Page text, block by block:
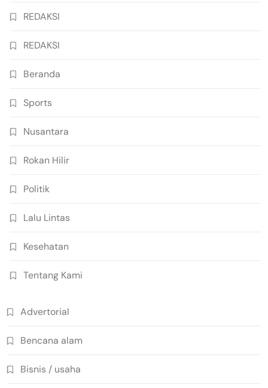
REDAKSI
REDAKSI
Beranda
Sports
Nusantara
Rokan Hilir
Politik
Lalu Lintas
Kesehatan
Tentang Kami
Advertorial
Bencana alam
Bisnis / usaha